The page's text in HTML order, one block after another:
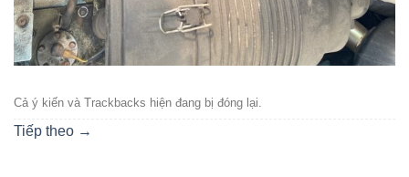
Cả ý kiến ​​và Trackbacks hiện đang bị đóng lại.
Tiếp theo →